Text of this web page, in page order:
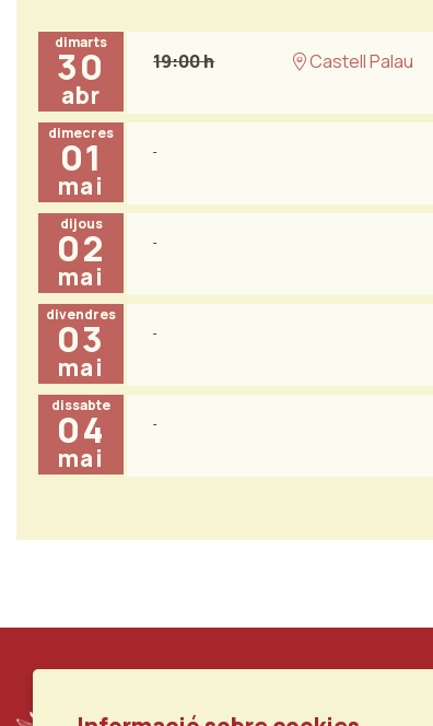
dimarts
30
abr
19:00 h Castell Palau
dimecres
01
mai
dijous
02
mai
divendres
03
mai
dissabte
04
mai